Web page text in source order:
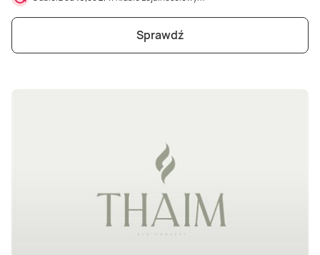
Sprawdź